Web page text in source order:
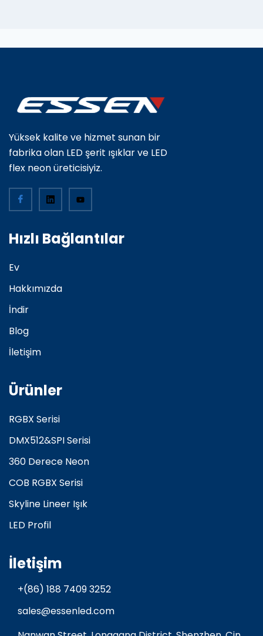
Yüksek kalite ve hizmet sunan bir
fabrika olan LED şerit ışıklar ve LED
flex neon üreticisiyiz.
Hızlı Bağlantılar
Ev
Hakkımızda
İndir
Blog
İletişim
Ürünler
RGBX Serisi
DMX512&SPI Serisi
360 Derece Neon
COB RGBX Serisi
Skyline Lineer Işık
LED Profil
İletişim
+(86) 188 7409 3252
sales@essenled.com